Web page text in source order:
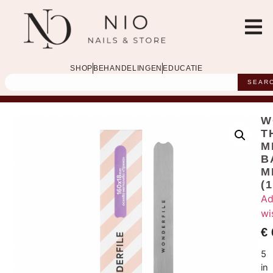
SHOP BEHANDELINGEN EDUCATIE
€
5
in